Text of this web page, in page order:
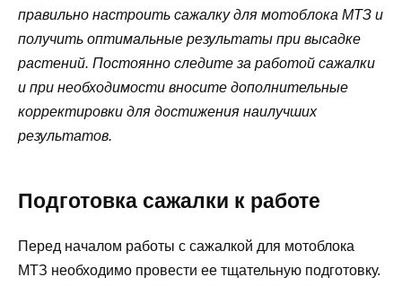
правильно настроить сажалку для мотоблока МТЗ и
получить оптимальные результаты при высадке
растений. Постоянно следите за работой сажалки
и при необходимости вносите дополнительные
корректировки для достижения наилучших
результатов.
Подготовка сажалки к работе
Перед началом работы с сажалкой для мотоблока
МТЗ необходимо провести ее тщательную подготовку.